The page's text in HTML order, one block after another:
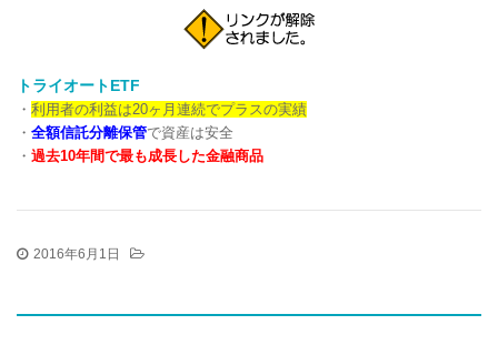
トライオートETF
・ 利用者の利益は20ヶ月連続でプラスの実績
・ 全額信託分離保管で資産は安全
・ 過去10年間で最も成長した金融商品
2016年6月1日